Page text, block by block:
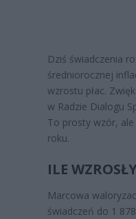
Dziś świadczenia
średniorocznej
wzrostu płac.
w Radzie Dialogu
To prosty wzór,
roku.
ILE
Marcowa
świadczeń do 1